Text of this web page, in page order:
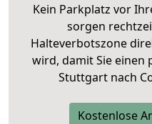
Kein Parkplatz vor
sorgen
Halteverbotszone
wird, damit Sie einen
Stuttgart nach
Kostenlose